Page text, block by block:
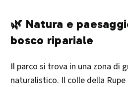
🌿 Natura e
bosco ripariale
Il parco si trova in una zona di
naturalistico. Il colle della